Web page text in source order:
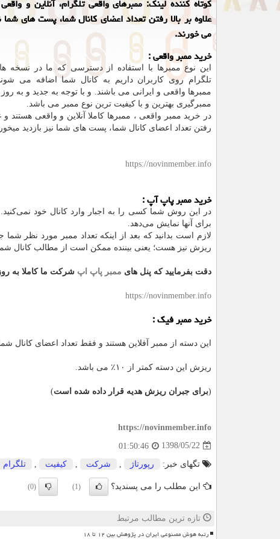
كوتاه كننده لینك: ممبرهای واقعی تلگرام، آنلاین و
علاوه بر بالا رفتن تعداد اعضای كانال شما، پست های شما
می خورند.
خرید ممبر واقعی :
این نوع ممبرها با استفاده از دسترسی که ما در نسخه
تلگرام روی کاربران داریم به کانال شما اضافه می
ممبرها واقعی و ایرانی می باشند. و با توجه به جدید و به
ممبرگیری بهترین و با کیفیت ترین نوع ممبر می باشد.
در خرید ممبر واقعی ، ممبرها کاملا آنلاین و واقعی هستند و
رفتن تعداد اعضای کانال شما، پست های شما نیز بازدید
https://novinmember.info
خرید ممبر پاپ آپ :
در این روش شما کسی را به اجبار وارد کانال خود
برای آنها نمایش می‌دهد.
لازم است بدانید که بعد از اینکه تعداد ممبر مورد نظر
ریزش نیز هست؛ یعنی بیننده ممکن است از مطالب کانال
دقت بفرمایید که پنل های ممبر پاپ اپ شرکت ما کاملا به
https://novinmember.info
خرید ممبر فیک :
این دسته از ممبر آفلاین هستند و فقط تعداد اعضای کانال
ریزش این دسته کمتر از ۱۰٪ می باشد.
(برای جبران ریزش هدیه قرار داده شده است)
https://novinmember.info
1398/05/22
01:50:46
تگهای خبر: رپورتاژ شركت كیفیت تلگرام
این مطلب را می پسندید؟ (1)
(0)
تازه ترین مطالب مرتبط
رتبه هوش مصنوعی ایران در پژوهش بین ۱۲ تا ۱۸